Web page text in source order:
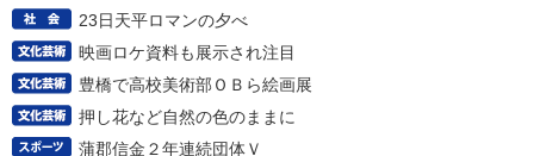
23日天平ロマンの夕べ
映画ロケ資料も展示され注目
豊橋で高校美術部ＯＢら絵画展
押し花など自然の色のままに
蒲郡信金２年連続団体Ｖ